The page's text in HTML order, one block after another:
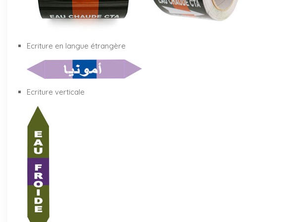
Ecriture en langue étrangère
Ecriture verticale